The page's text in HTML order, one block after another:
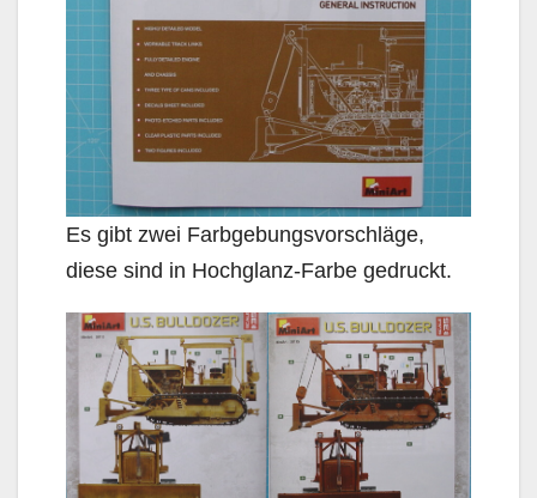
Es gibt zwei Farbgebungsvorschläge,
diese sind in Hochglanz-Farbe gedruckt.